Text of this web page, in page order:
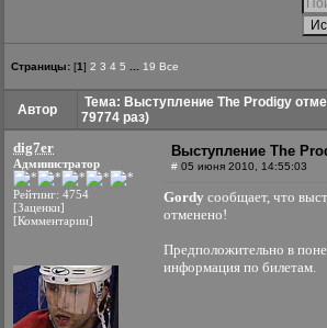
Страницы: [1] 2 3 4 5 19 Все
Автор Тема: Выступление The Prodigy
79774 раз)
dig7er
Администратор
Рейтинг: 4754
[Заценки]
[Комментарии]
Выступление The
# 05 июня 2010, 14:55:03
Gordy сообщает, что
отменено!
Предположительно в
информация по билетам.